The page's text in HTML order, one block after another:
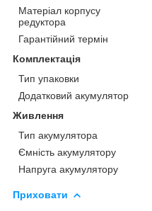
Матеріал корпусу
редуктора
Гарантійний термін
Комплектація
Тип упаковки
Додатковий акумулятор
Живлення
Тип акумулятора
Ємність акумулятору
Напруга акумулятору
Приховати